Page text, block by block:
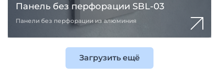
Панель без перфорации SBL-03
Панели без перфорации из алюминия
Загрузить ещё